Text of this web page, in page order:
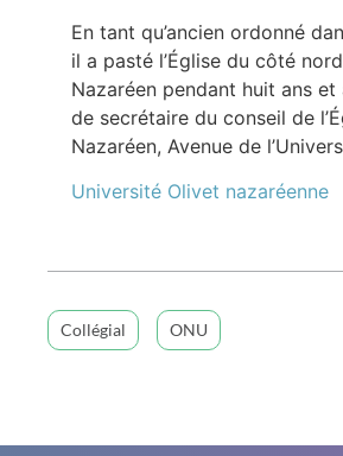
En tant qu’ancien ordonné
il a pasté l’Église du côté
Nazaréen pendant huit ans
de secrétaire du conseil de
Nazaréen, Avenue de
Université Olivet nazaréenne
Collégial ONU